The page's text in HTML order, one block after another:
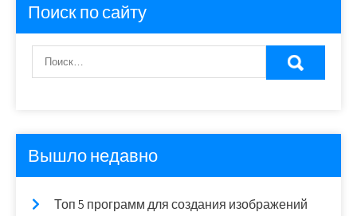
Поиск по сайту
Вышло недавно
Топ 5 программ для создания изображений